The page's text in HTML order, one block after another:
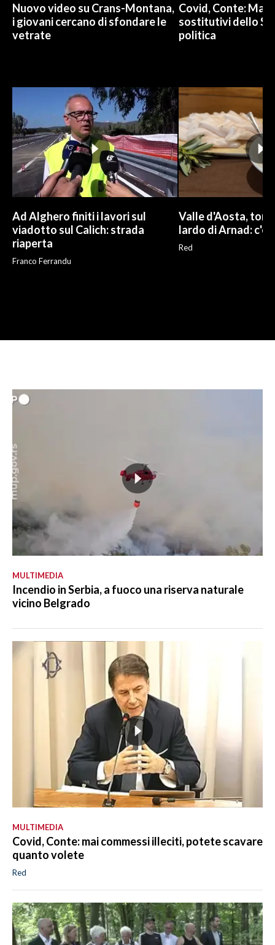
Nuovo video su Crans-Montana,
i giovani cercano di sfondare le
vetrate
Covid, Conte: Mai
sostitutivi dello
politica
Ad Alghero finiti i lavori sul
viadotto sul Calich: strada
riaperta
Franco Ferrandu
Valle d'Aosta,
lardo di Arnad: c'è
Red
MULTIMEDIA
Incendio in Serbia, a fuoco una riserva naturale
vicino Belgrado
MULTIMEDIA
Covid, Conte: mai commessi illeciti, potete scavare
quanto volete
Red